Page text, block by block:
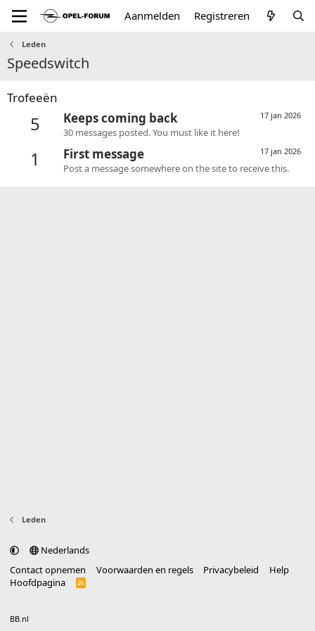
Aanmelden Registreren
Leden
Speedswitch
Trofeeën
5 17 jan 2026
Keeps coming back
30 messages posted. You must like it here!
1 17 jan 2026
First message
Post a message somewhere on the site to receive this.
Leden
Nederlands
Contact opnemen
Voorwaarden en regels Privacybeleid
Help
Hoofdpagina
R
BB.nl